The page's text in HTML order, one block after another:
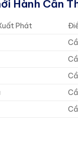
Hành Cần
Phát